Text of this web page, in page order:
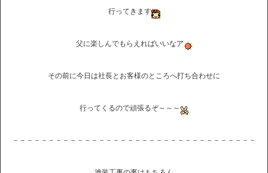
行ってきます
父に楽しんでもらえればいいなア
その前に今日は社長とお客様のところへ打ち合わせに
行ってくるので頑張るぞ～～～
－－－－－－－－－－－－－－－－－－－－－－－－－－－－－－－－－－